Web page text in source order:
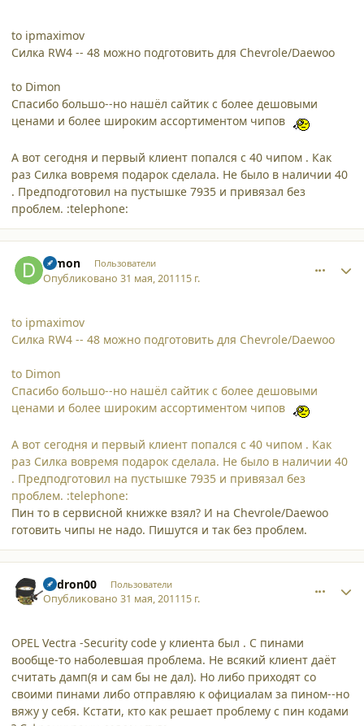
to ipmaximov
Силка RW4 -- 48 можно подготовить для Chevrole/Daewoo
to Dimon
Спасибо большо--но нашёл сайтик с более дешовыми
ценами и более широким ассортиментом чипов
А вот сегодня и первый клиент попался с 40 чипом . Как
раз Силка вовремя подарок сделала. Не было в наличии 40
. Предподготовил на пустышке 7935 и привязал без
проблем. :telephone:
Dimon Пользователи
Опубликовано31 мая, 201115 г.
to ipmaximov
Силка RW4 -- 48 можно подготовить для Chevrole/Daewoo
to Dimon
Спасибо большо--но нашёл сайтик с более дешовыми
ценами и более широким ассортиментом чипов
А вот сегодня и первый клиент попался с 40 чипом . Как
раз Силка вовремя подарок сделала. Не было в наличии 40
. Предподготовил на пустышке 7935 и привязал без
проблем. :telephone:
Пин то в сервисной книжке взял? И на Chevrole/Daewoo
готовить чипы не надо. Пишутся и так без проблем.
andron00 Пользователи
Опубликовано31 мая, 201115 г.
OPEL Vectra -Security code у клиента был . С пинами
вообще-то наболевшая проблема. Не всякий клиент даёт
считать дамп(я и сам бы не дал). Но либо приходят со
своими пинами либо отправляю к официалам за пином--но
вяжу у себя. Кстати, кто как решает проблему с пин кодами